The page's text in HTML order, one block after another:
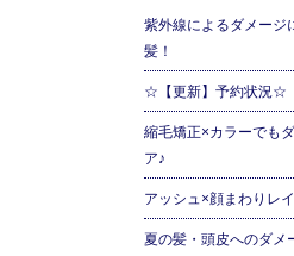
紫外線によるダメージ
髪！
☆【更新】予約状況☆
縮毛矯正×カラーでも
ア♪
アッシュ×顔まわりレ
夏の髪・頭皮へのダメ